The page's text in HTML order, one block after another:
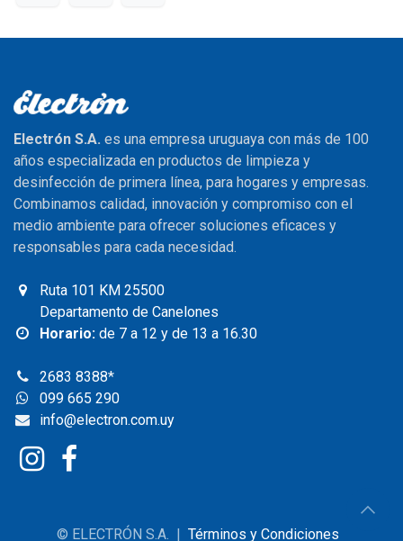
Electrón S.A. es una empresa uruguaya con más de 100
años especializada en productos de limpieza y
desinfección de primera línea, para hogares y empresas.
Combinamos calidad, innovación y compromiso con el
medio ambiente para ofrecer soluciones eficaces y
responsables para cada necesidad.
Ruta 101 KM 25500
Departamento de Canelones
Horario: de 7 a 12 y de 13 a 16.30
2683 8388*
099 665 290
info@electron.com.uy
© ELECTRÓN S.A. | Términos y Condiciones